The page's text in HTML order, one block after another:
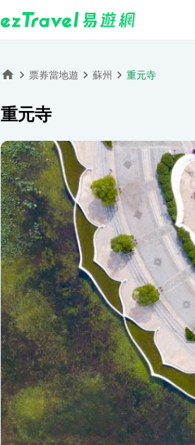
票券當地遊 蘇州 重元寺
重元寺